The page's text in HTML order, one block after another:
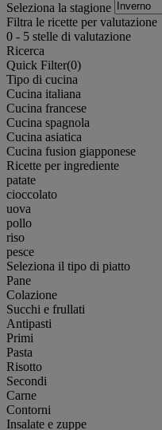
Seleziona la stagione
Filtra le ricette per valutazione
0 - 5 stelle di valutazione
Ricerca
Quick Filter(0)
Tipo di cucina
Cucina italiana
Cucina francese
Cucina spagnola
Cucina asiatica
Cucina fusion giapponese
Ricette per ingrediente
patate
cioccolato
uova
pollo
riso
pesce
Seleziona il tipo di piatto
Pane
Colazione
Succhi e frullati
Antipasti
Primi
Pasta
Risotto
Secondi
Carne
Contorni
Insalate e zuppe